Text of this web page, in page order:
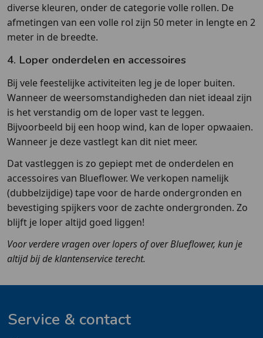
diverse kleuren, onder de categorie volle rollen. De
afmetingen van een volle rol zijn 50 meter in lengte en 2
meter in de breedte.
4. Loper onderdelen en accessoires
Bij vele feestelijke activiteiten leg je de loper buiten.
Wanneer de weersomstandigheden dan niet ideaal zijn
is het verstandig om de loper vast te leggen.
Bijvoorbeeld bij een hoop wind, kan de loper opwaaien.
Wanneer je deze vastlegt kan dit niet meer.
Dat vastleggen is zo gepiept met de onderdelen en
accessoires van Blueflower. We verkopen namelijk
(dubbelzijdige) tape voor de harde ondergronden en
bevestiging spijkers voor de zachte ondergronden. Zo
blijft je loper altijd goed liggen!
Voor verdere vragen over lopers of over Blueflower, kun je
altijd bij de klantenservice terecht.
Service & contact